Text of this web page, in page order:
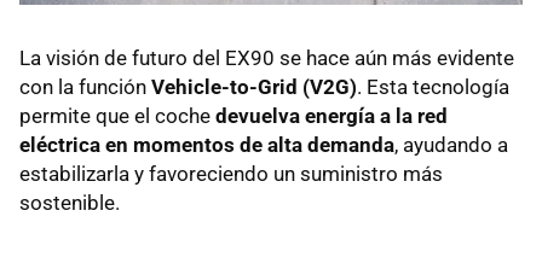
La visión de futuro del EX90 se hace aún más evidente
con la función Vehicle-to-Grid (V2G). Esta tecnología
permite que el coche devuelva energía a la red
eléctrica en momentos de alta demanda, ayudando a
estabilizarla y favoreciendo un suministro más
sostenible.